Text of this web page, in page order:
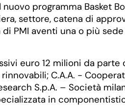
programma Basket
settore, catena di
PMI aventi una o più sede
euro 12 milioni da parte
C.A.A. -
S.p.A. – Società
in